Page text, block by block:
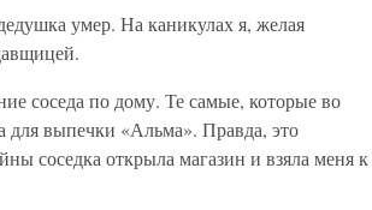
умер. На каникулах я, желая
соседа по дому. Те самые, которые во
для выпечки «Альма». Правда, это
соседка открыла магазин и взяла меня к